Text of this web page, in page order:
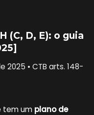
(C, D, E): o guia
• CTB arts. 148-
tem um plano de